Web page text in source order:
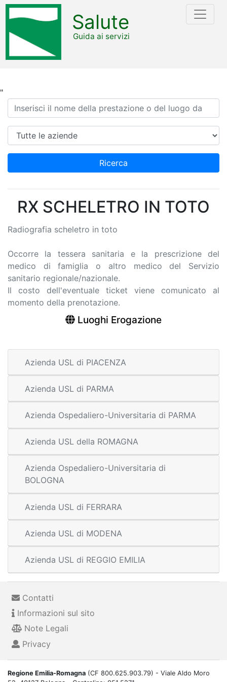
"
Salute
Guida ai servizi
Ricerca
Azienda
Ricerca
RX SCHELETRO IN TOTO
Radiografia scheletro in toto
Occorre la tessera sanitaria e la prescrizione del
medico di famiglia o altro medico del Servizio
sanitario regionale/nazionale.
Il costo dell'eventuale ticket viene comunicato al
momento della prenotazione.
Luoghi Erogazione
Azienda USL di PIACENZA
Azienda USL di PARMA
Azienda Ospedaliero-Universitaria di PARMA
Azienda USL della ROMAGNA
Azienda Ospedaliero-Universitaria di
BOLOGNA
Azienda USL di FERRARA
Azienda USL di MODENA
Azienda USL di REGGIO EMILIA
Contatti
Informazioni sul sito
Note Legali
Privacy
Regione Emilia-Romagna (CF 800.625.903.79) - Viale Aldo Moro